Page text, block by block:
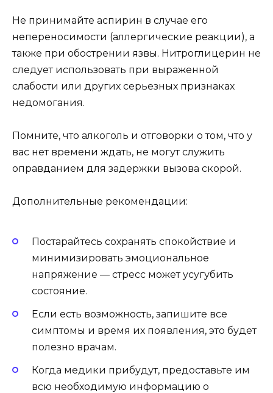
Не принимайте аспирин в случае его
непереносимости (аллергические реакции), а
также при обострении язвы. Нитроглицерин не
следует использовать при выраженной
слабости или других серьезных признаках
недомогания.
Помните, что алкоголь и отговорки о том, что у
вас нет времени ждать, не могут служить
оправданием для задержки вызова скорой.
Дополнительные рекомендации:
Постарайтесь сохранять спокойствие и
минимизировать эмоциональное
напряжение — стресс может усугубить
состояние.
Если есть возможность, запишите все
симптомы и время их появления, это будет
полезно врачам.
Когда медики прибудут, предоставьте им
всю необходимую информацию о